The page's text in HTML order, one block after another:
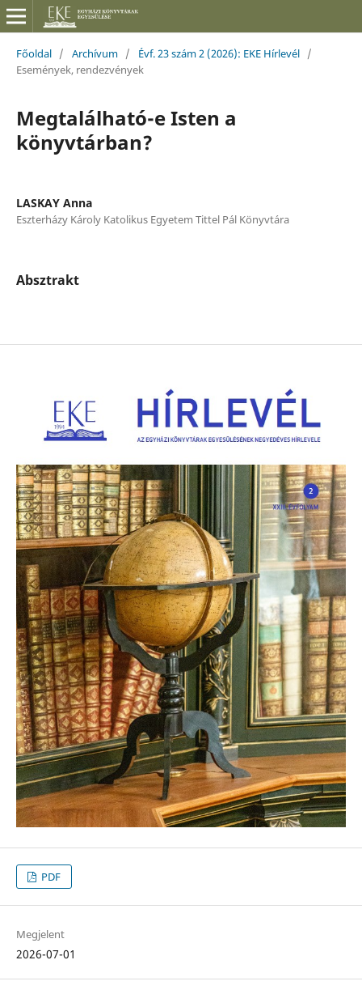
Főoldal / Archívum / Évf. 23 szám 2 (2026): EKE Hírlevél /
Események, rendezvények
Megtalálható-e Isten a
könyvtárban?
LASKAY Anna
Eszterházy Károly Katolikus Egyetem Tittel Pál Könyvtára
Absztrakt
PDF
Megjelent
2026-07-01